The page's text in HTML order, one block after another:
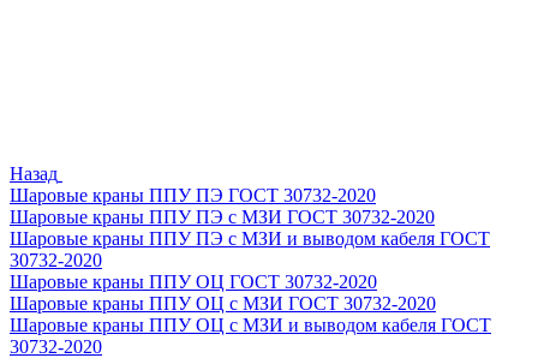
Назад
Шаровые краны ППУ ПЭ ГОСТ 30732-2020
Шаровые краны ППУ ПЭ с МЗИ ГОСТ 30732-2020
Шаровые краны ППУ ПЭ с МЗИ и выводом кабеля ГОСТ
30732-2020
Шаровые краны ППУ ОЦ ГОСТ 30732-2020
Шаровые краны ППУ ОЦ с МЗИ ГОСТ 30732-2020
Шаровые краны ППУ ОЦ с МЗИ и выводом кабеля ГОСТ
30732-2020